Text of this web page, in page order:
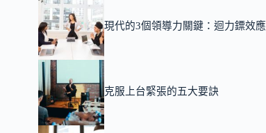
現代的3個領導力關鍵：迴力鏢效應
克服上台緊張的五大要訣